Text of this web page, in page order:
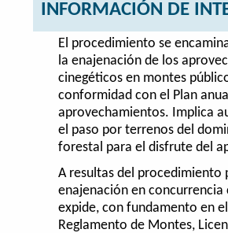
INFORMACIÓN DE
El procedimiento se
la enajenación de los
cinegéticos en montes
conformidad con el Plan
aprovechamientos. Implica
el paso por terrenos del
forestal para el disfrute del
A resultas del procedimiento
enajenación en concurrencia
expide, con fundamento en
Reglamento de Montes,